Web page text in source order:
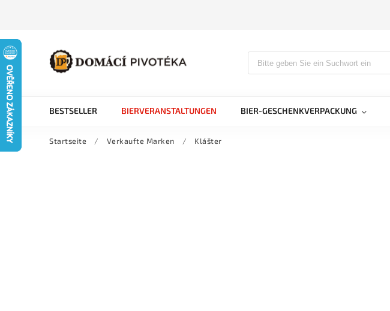
BESTSELLER BIERVERANSTALTUNGEN BIER-GESCHENKVERPACKUNG
Startseite / Verkaufte Marken / Klášter